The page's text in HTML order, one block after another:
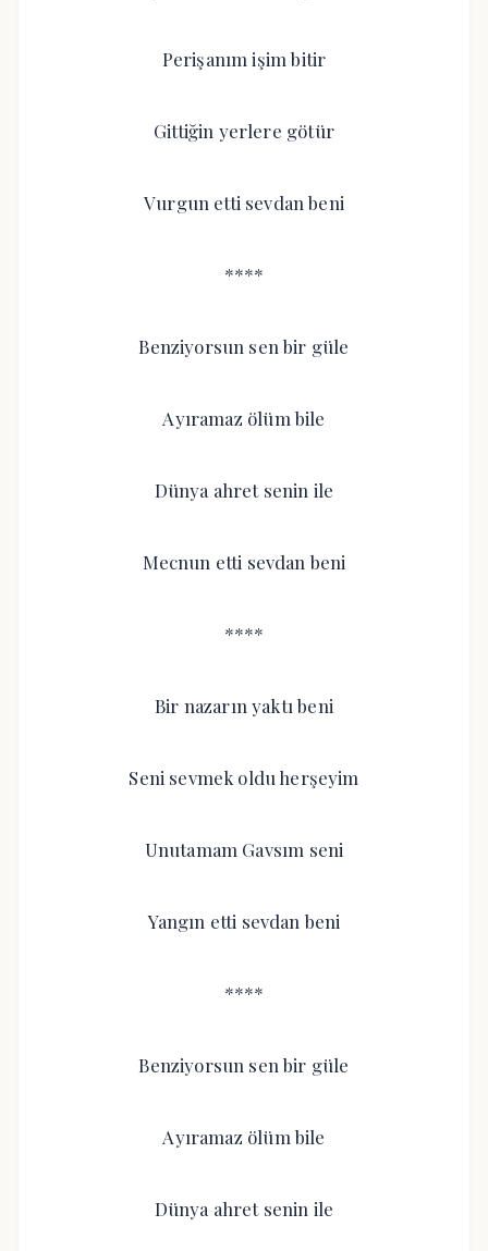
Perişanım işim bitir
Gittiğin yerlere götür
Vurgun etti sevdan beni
****
Benziyorsun sen bir güle
Ayıramaz ölüm bile
Dünya ahret senin ile
Mecnun etti sevdan beni
****
Bir nazarın yaktı beni
Seni sevmek oldu herşeyim
Unutamam Gavsım seni
Yangın etti sevdan beni
****
Benziyorsun sen bir güle
Ayıramaz ölüm bile
Dünya ahret senin ile